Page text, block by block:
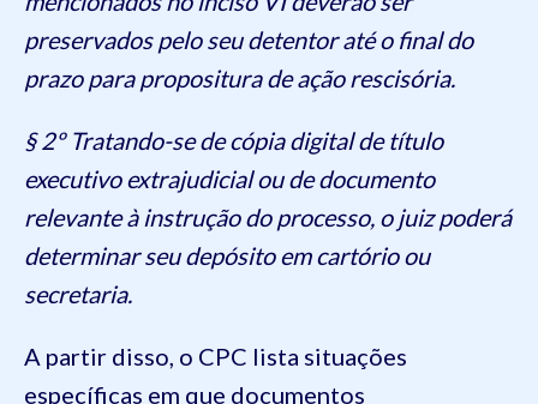
preservados pelo seu detentor até o final do
prazo para propositura de ação rescisória.
§ 2º Tratando-se de cópia digital de título
executivo extrajudicial ou de documento
relevante à instrução do processo, o juiz poderá
determinar seu depósito em cartório ou
secretaria.
A partir disso, o CPC lista situações
específicas em que documentos